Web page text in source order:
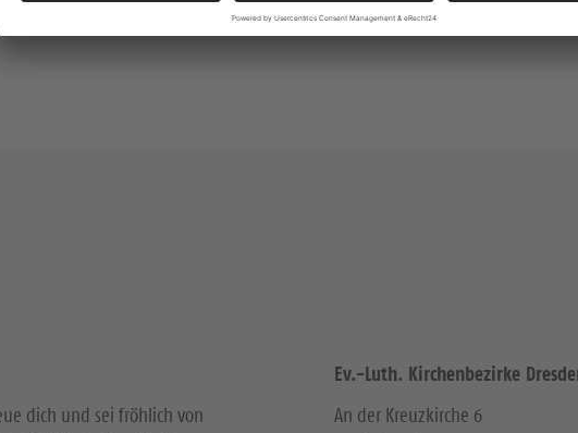
dich und sei fröhlich von
Ev.-Luth. Kirchenbezirke
An der Kreuzkirche 6